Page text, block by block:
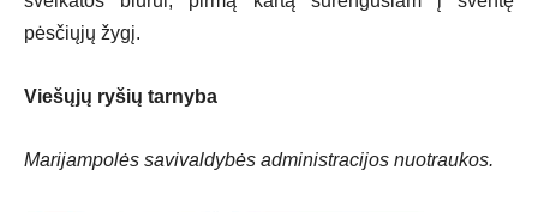
pėsčiųjų žygį.
Viešųjų ryšių tarnyba
Marijampolės savivaldybės administracijos nuotraukos.